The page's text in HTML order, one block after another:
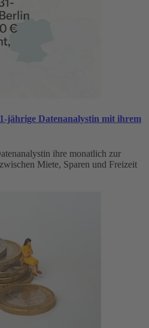
jährige Datenanalystin mit ihrem
ihre monatlich zur
Miete, Sparen und Freizeit